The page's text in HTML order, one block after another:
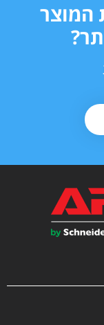
המוצר